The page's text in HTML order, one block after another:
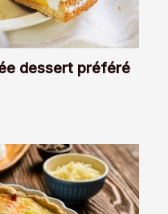
dessert préféré